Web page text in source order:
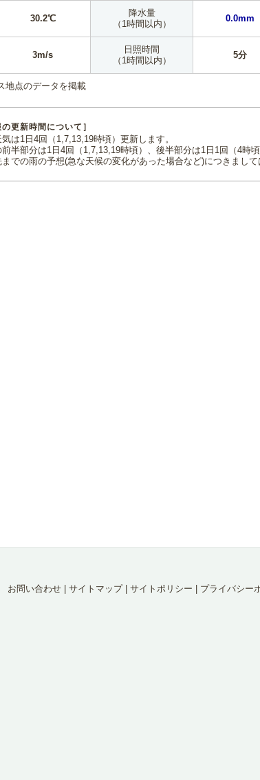
30.2℃
降水量
（1時間以内）
0.0mm
3m/s
日照時間
（1時間以内）
5分
地点のデータを掲載
の更新時間について］
は1日4回（1,7,13,19時頃）更新します。
半部分は1日4回（1,7,13,19時頃）、後半部分は1日1回（4時頃
での雨の予想(急な天候の変化があった場合など)につきまして
お問い合わせ サイトマップ| サイトポリシー
プライバシー